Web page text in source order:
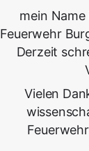
mein
Feuerwehr
Derzeit
Vielen